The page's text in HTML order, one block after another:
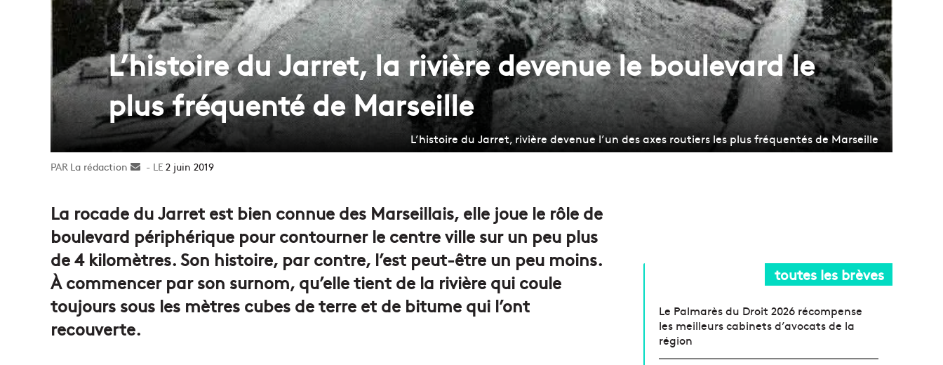
L’histoire du Jarret, la rivière devenue le boulevard le
plus fréquenté de Marseille
L’histoire du Jarret, rivière devenue l’un des axes routiers les plus fréquentés de Marseille
La rédaction
Envoyer2 juin 2019
La rocade du Jarret est bien connue des Marseillais, elle joue le rôle de
boulevard périphérique pour contourner le centre ville sur un peu plus
de 4 kilomètres. Son histoire, par contre, l’est peut-être un peu moins.
À commencer par son surnom, qu’elle tient de la rivière qui coule
toujours sous les mètres cubes de terre et de bitume qui l’ont
recouverte.
toutes les brèves
Le Palmarès du Droit 2026 récompense
les meilleurs cabinets d’avocats de la
région